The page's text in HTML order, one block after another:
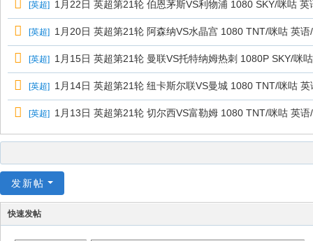
[英超] 1月22日 英超第21轮 伯恩茅斯VS利物浦 1080 SKY/咪咕 英
[英超] 1月20日 英超第21轮 阿森纳VS水晶宫 1080 TNT/咪咕 英语
[英超] 1月15日 英超第21轮 曼联VS托特纳姆热刺 1080P SKY/咪
[英超] 1月14日 英超第21轮 纽卡斯尔联VS曼城 1080 TNT/咪咕 英
[英超] 1月13日 英超第21轮 切尔西VS富勒姆 1080 TNT/咪咕 英语
发新帖
快速发帖